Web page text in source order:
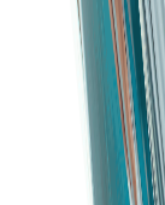
sistemele
probleme